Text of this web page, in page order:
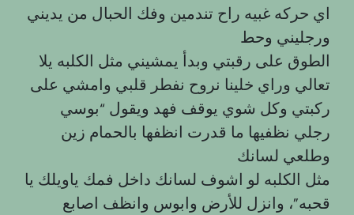
اي حركه غبيه راح تندمين وفك الحبال من يديني
ورجليني وحط
الطوق على رقبتي وبدأ يمشيني مثل الكلبه يلا
تعالي وراي خلينا نروح نفطر قلبي وامشي على
ركبتي وكل شوي يوقف فهد ويقول “بوسي
رجلي نظفيها ما قدرت انظفها بالحمام زين
وطلعي لسانك
مثل الكلبه لو اشوف لسانك داخل فمك ياويلك يا
قحبه”، وانزل للأرض وابوس وانظف اصابع